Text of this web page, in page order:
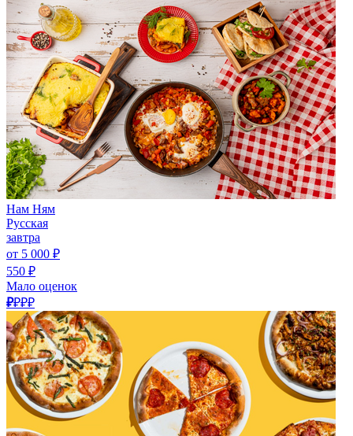
Нам Ням
Русская
завтра
от 5 000 ₽
550 ₽
Мало оценок
₽₽₽₽